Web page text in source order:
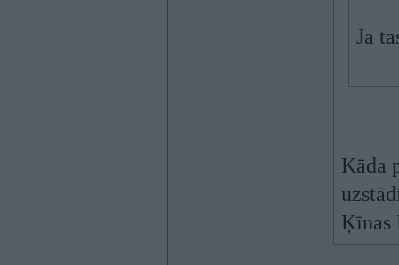
Ja
Kāda
Ķīnas